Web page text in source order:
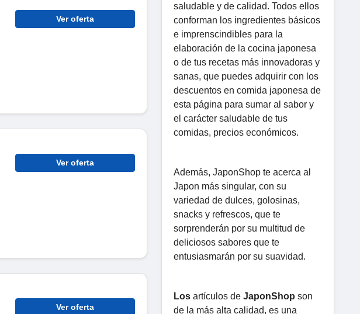
Ver oferta
Ver oferta
Ver oferta
saludable y de calidad. Todos ellos
conforman los ingredientes básicos
e imprenscindibles para la
elaboración de la cocina japonesa
o de tus recetas más innovadoras y
sanas, que puedes adquirir con los
descuentos en comida japonesa de
esta página para sumar al sabor y
el carácter saludable de tus
comidas, precios económicos.
Además, JaponShop te acerca al
Japon más singular, con su
variedad de dulces, golosinas,
snacks y refrescos, que te
sorprenderán por su multitud de
deliciosos sabores que te
entusiasmarán por su suavidad.
Los artículos de JaponShop son
de la más alta calidad, es una